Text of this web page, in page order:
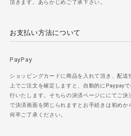
頂きます。あらかじめご了承下さい。
お支払い方法について
PayPay
ショッピングカードに商品を入れて頂き、配送
上でご注文を確定しますと、自動的にPaypay
行いたします。そちらの決済ページににてご決
で決済画面を閉じられますとお手続きは初めか
何卒ご了承ください。